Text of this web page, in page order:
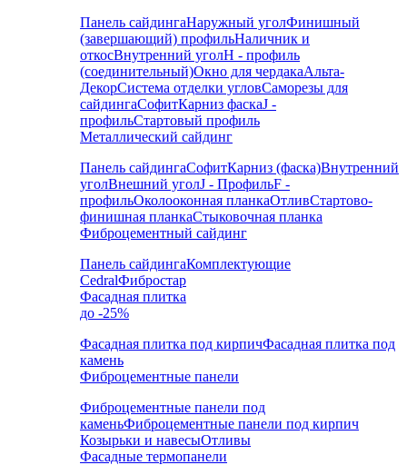
Панель сайдингаНаружный уголФинишный
(завершающий) профильНаличник и
откосВнутренний уголH - профиль
(соединительный)Окно для чердакаАльта-
ДекорСистема отделки угловСаморезы для
сайдингаСофитКарниз фаскаJ -
профильСтартовый профиль
Металлический сайдинг
Панель сайдингаСофитКарниз (фаска)Внутренний
уголВнешний уголJ - ПрофильF -
профильОколооконная планкаОтливСтартово-
финишная планкаСтыковочная планка
Фиброцементный сайдинг
Панель сайдингаКомплектующие
CedralФибростар
Фасадная плитка
до -25%
Фасадная плитка под кирпичФасадная плитка под
камень
Фиброцементные панели
Фиброцементные панели под
каменьФиброцементные панели под кирпич
Козырьки и навесыОтливы
Фасадные термопанели